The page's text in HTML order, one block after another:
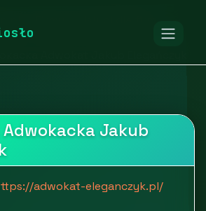
Jakub
adwokat-eleganczyk.pl/